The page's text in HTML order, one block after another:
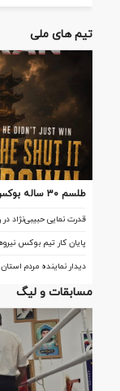
تیم های ملی
طلسم ۳۰
قدرت نمایی حبیبی‌نژاد در رینگ "گویانگ" / سه ملی‌پوش در آستانه تاریخ‌سازی
پایان کار تیم بوکس
دیدار نماینده مردم
مسابقات و لیگ